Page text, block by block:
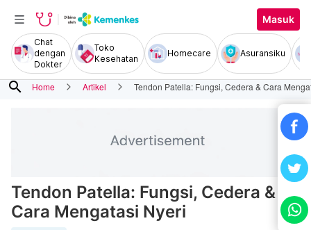
Masuk
Chat
dengan
Dokter
Toko
Kesehatan
Homecare Asuransiku
search Home Artikel Tendon Patella: Fungsi, Cedera & Cara
Tendon Patella: Fungsi, Cedera &
Cara Mengatasi Nyeri